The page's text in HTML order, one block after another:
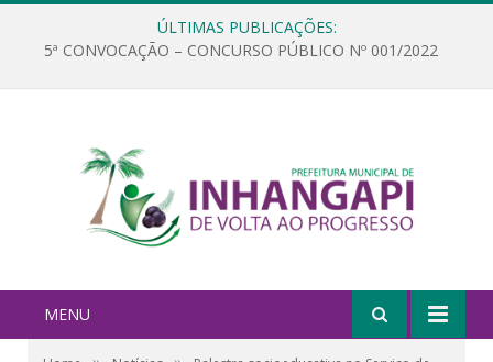
ÚLTIMAS PUBLICAÇÕES:
5ª CONVOCAÇÃO – CONCURSO PÚBLICO Nº 001/2022
MENU